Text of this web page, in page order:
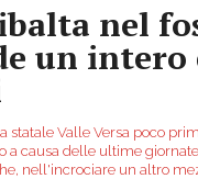
nel
un intero
statale Valle Versa poco
a causa delle ultime
nell'incrociare un altro